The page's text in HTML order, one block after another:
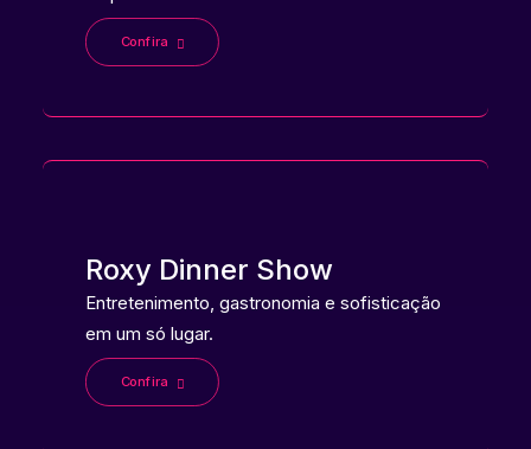
Confira
Roxy Dinner Show
Entretenimento, gastronomia e sofisticação
em um só lugar.
Confira